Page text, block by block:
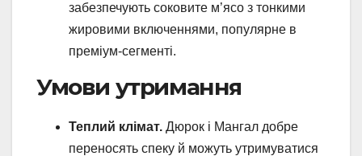
забезпечують соковите м’ясо з тонкими
жировими включеннями, популярне в
преміум-сегменті.
Умови утримання
Теплий клімат. Дюрок і Мангал добре
переносять спеку й можуть утримуватися